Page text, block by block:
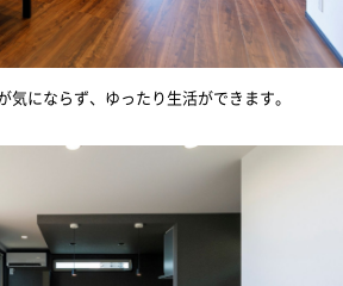
気にならず、ゆったり生活ができます。